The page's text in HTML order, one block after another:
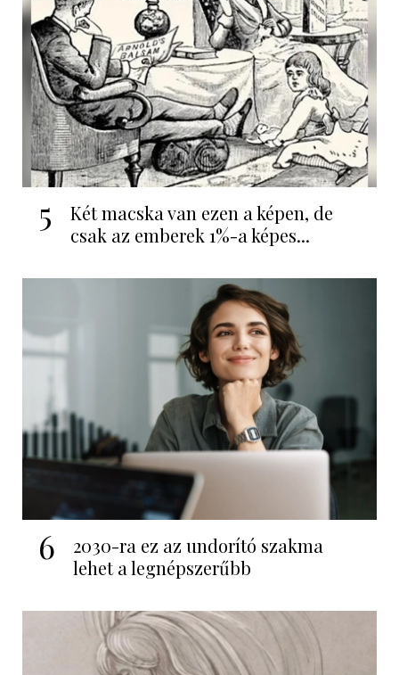
5
Két macska van ezen a képen, de
csak az emberek 1%-a képes...
6
2030-ra ez az undorító szakma
lehet a legnépszerűbb